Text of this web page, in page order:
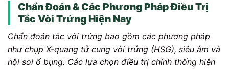
Chẩn Đoán & Các Phương Pháp Điều Trị
Tắc Vòi Trứng Hiện Nay
Chẩn đoán tắc vòi trứng bao gồm các phương pháp
như chụp X-quang tử cung vòi trứng (HSG), siêu âm và
nội soi ổ bụng. Các lựa chọn điều trị chính thống hiện